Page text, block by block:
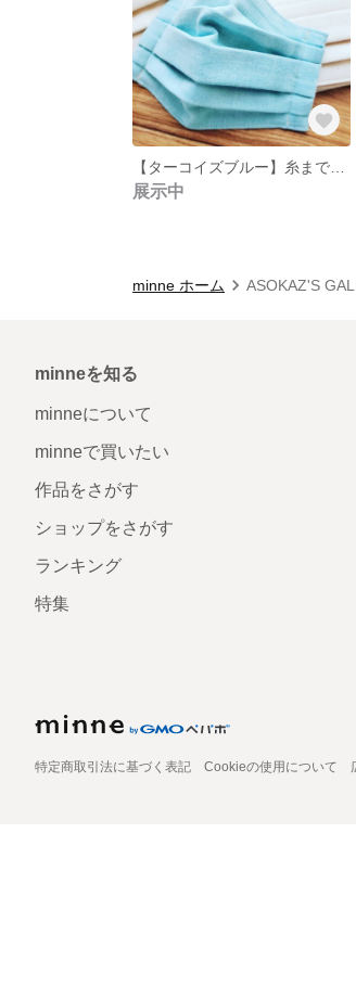
展示中
minne ホーム ASOKAZ'S
minneを知る
minneについて
minneで買いたい
作品をさがす
ショップをさがす
ランキング
特集
特定商取引法に基づく表記 Cookieの使用について